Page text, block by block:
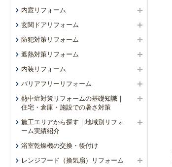
内窓リフォーム
玄関ドアリフォーム
防犯対策リフォーム
遮熱対策リフォーム
内装リフォーム
バリアフリーリフォーム
熱中症対策リフォームの基礎知識｜
住宅・倉庫・施設での暑さ対策
施工エリアから探す｜地域別リフォ
ーム実績紹介
浴室乾燥機の交換・後付け
レンジフード（換気扇）リフォーム